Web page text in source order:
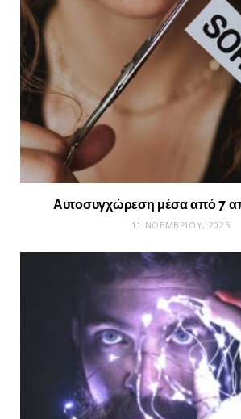
Αυτοσυγχώρεση μέσα από 7
11 ΝΟΕΜΒΡΊΟΥ, 2025